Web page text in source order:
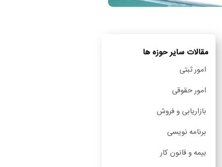
مقالات سایر حوزه ها
امور ثبتی
امور حقوقی
بازاریابی و فروش
برنامه نویسی
بیمه و قانون کار